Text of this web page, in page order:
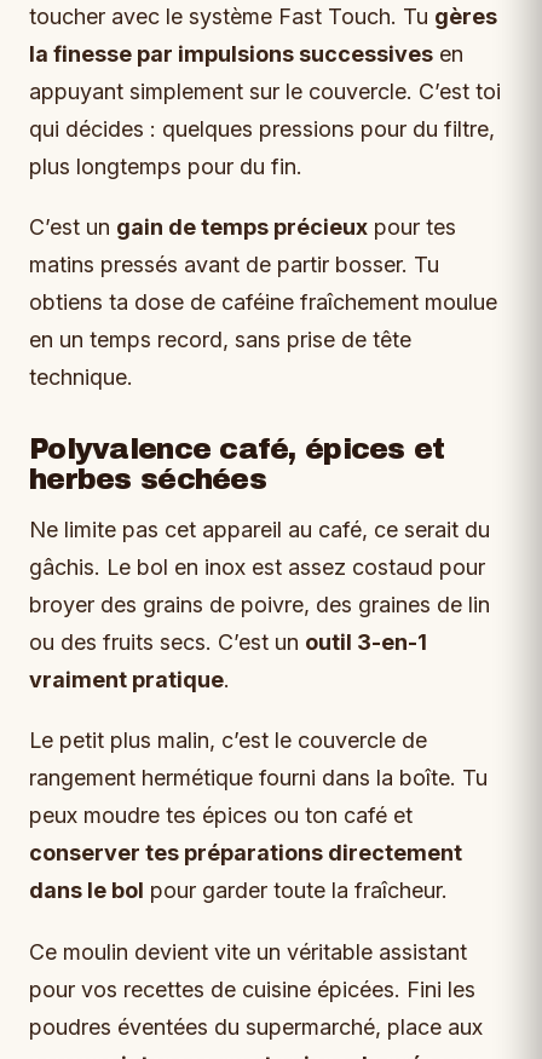
toucher avec le système Fast Touch. Tu gères
la finesse par impulsions successives en
appuyant simplement sur le couvercle. C’est toi
qui décides : quelques pressions pour du filtre,
plus longtemps pour du fin.
C’est un gain de temps précieux pour tes
matins pressés avant de partir bosser. Tu
obtiens ta dose de caféine fraîchement moulue
en un temps record, sans prise de tête
technique.
Polyvalence café, épices et
herbes séchées
Ne limite pas cet appareil au café, ce serait du
gâchis. Le bol en inox est assez costaud pour
broyer des grains de poivre, des graines de lin
ou des fruits secs. C’est un outil 3-en-1
vraiment pratique.
Le petit plus malin, c’est le couvercle de
rangement hermétique fourni dans la boîte. Tu
peux moudre tes épices ou ton café et
conserver tes préparations directement
dans le bol pour garder toute la fraîcheur.
Ce moulin devient vite un véritable assistant
pour vos recettes de cuisine épicées. Fini les
poudres éventées du supermarché, place aux